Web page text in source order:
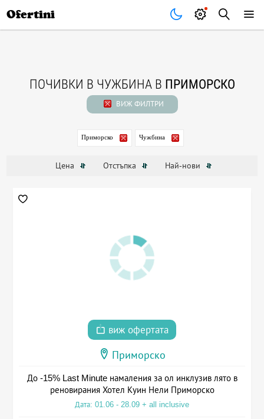
Ofertini
ПОЧИВКИ В ЧУЖБИНА В ПРИМОРСКО
ВИЖ ФИЛТРИ
Приморско Чужбина
Цена Отстъпка Най-нови
виж офертата
Приморско
До -15% Last Minute намаления за ол инклузив лято в
реновирания Хотел Куин Нели Приморско
Дата: 01.06 - 28.09 + all inclusive